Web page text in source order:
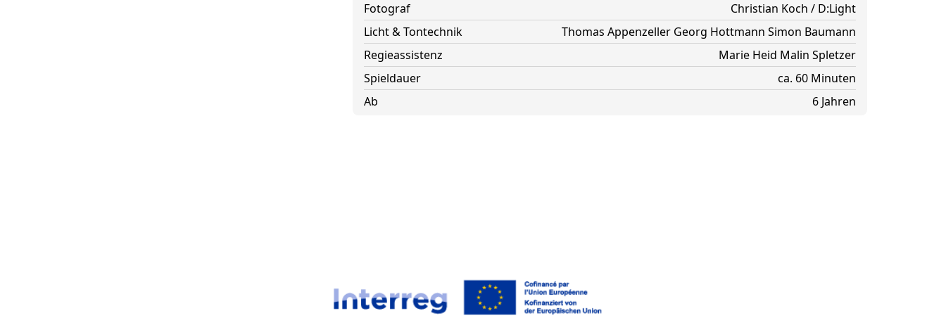
Fotograf
Christian Koch / D:Light
Licht & Tontechnik
Thomas Appenzeller Georg Hottmann Simon Baumann
Regieassistenz
Marie Heid Malin Spletzer
Spieldauer
ca. 60 Minuten
Ab
6 Jahren